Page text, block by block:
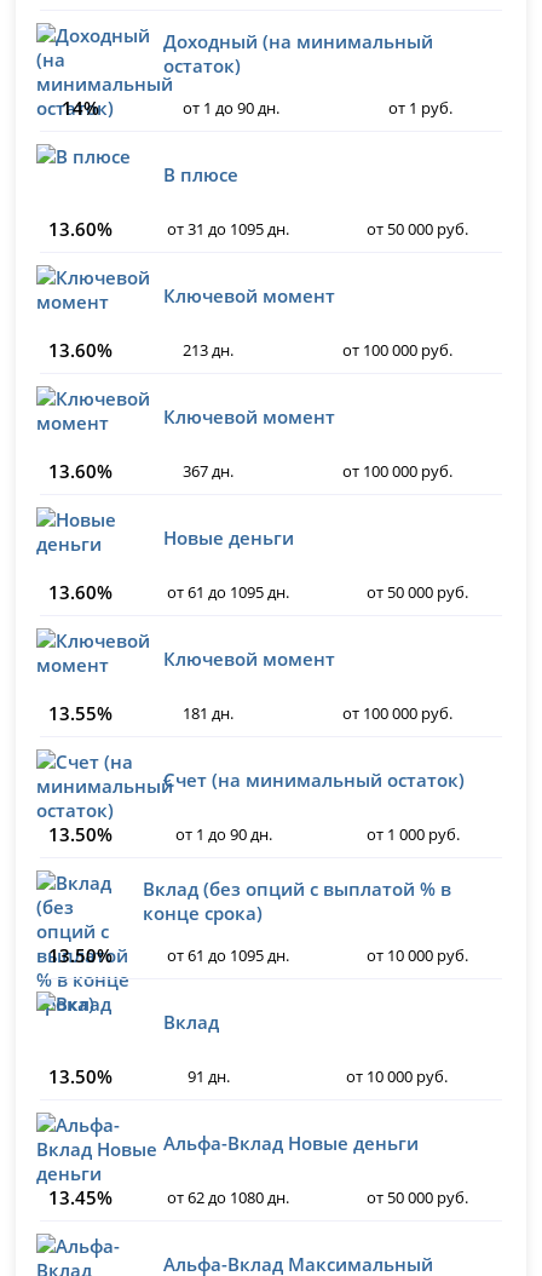
Доходный (на минимальный
остаток)
14%
от 1 до 90 дн. от 1 руб.
В плюсе
13.60% от 31 до 1095 дн. от 50 000 руб.
Ключевой момент
13.60% 213 дн. от 100 000 руб.
Ключевой момент
13.60% 367 дн. от 100 000 руб.
Новые деньги
13.60% от 61 до 1095 дн. от 50 000 руб.
Ключевой момент
13.55% 181 дн. от 100 000 руб.
Счет (на минимальный остаток)
13.50% от 1 до 90 дн. от 1 000 руб.
Вклад (без опций с выплатой % в
конце срока)
13.50%
от 61 до 1095 дн. от 10 000 руб.
Вклад
13.50% 91 дн. от 10 000 руб.
Альфа-Вклад Новые деньги
13.45% от 62 до 1080 дн. от 50 000 руб.
Альфа-Вклад Максимальный